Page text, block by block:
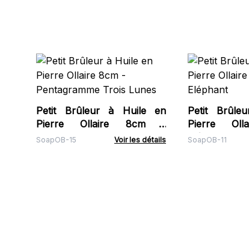
Petit Brûleur à Huile en
Pierre Ollaire 8cm -
Pentagramme Trois Lunes
SoapOB-15 Voir les détails
Petit
Pierre
Eléphant
SoapOB-11